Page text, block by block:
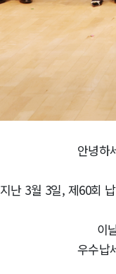
안녕하
지난 3월 3일, 제60회
이
우수납